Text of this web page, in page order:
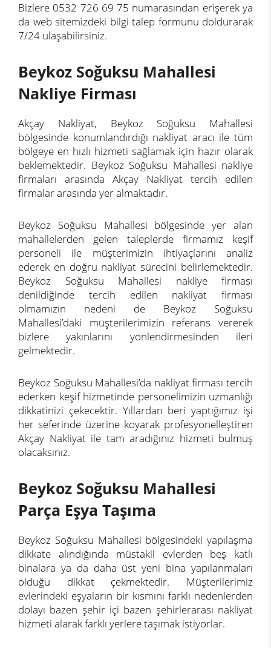
Bizlere 0532 726 69 75 numarasından erişerek ya
da web sitemizdeki bilgi talep formunu doldurarak
7/24 ulaşabilirsiniz.
Beykoz Soğuksu Mahallesi
Nakliye Firması
Akçay Nakliyat, Beykoz Soğuksu Mahallesi
bölgesinde konumlandırdığı nakliyat aracı ile tüm
bölgeye en hızlı hizmeti sağlamak için hazır olarak
beklemektedir. Beykoz Soğuksu Mahallesi nakliye
firmaları arasında Akçay Nakliyat tercih edilen
firmalar arasında yer almaktadır.
Beykoz Soğuksu Mahallesi bölgesinde yer alan
mahallelerden gelen taleplerde firmamız keşif
personeli ile müşterimizin ihtiyaçlarını analiz
ederek en doğru nakliyat sürecini belirlemektedir.
Beykoz Soğuksu Mahallesi nakliye firması
denildiğinde tercih edilen nakliyat firması
olmamızın nedeni de Beykoz Soğuksu
Mahallesi’daki müşterilerimizin referans vererek
bizlere yakınlarını yönlendirmesinden ileri
gelmektedir.
Beykoz Soğuksu Mahallesi’da nakliyat firması tercih
ederken keşif hizmetinde personelimizin uzmanlığı
dikkatinizi çekecektir. Yıllardan beri yaptığımız işi
her seferinde üzerine koyarak profesyonelleştiren
Akçay Nakliyat ile tam aradığınız hizmeti bulmuş
olacaksınız.
Beykoz Soğuksu Mahallesi
Parça Eşya Taşıma
Beykoz Soğuksu Mahallesi bölgesindeki yapılaşma
dikkate alındığında müstakil evlerden beş katlı
binalara ya da daha üst yeni bina yapılanmaları
olduğu dikkat çekmektedir. Müşterilerimiz
evlerindeki eşyaların bir kısmını farklı nedenlerden
dolayı bazen şehir içi bazen şehirlerarası nakliyat
hizmeti alarak farklı yerlere taşımak istiyorlar.